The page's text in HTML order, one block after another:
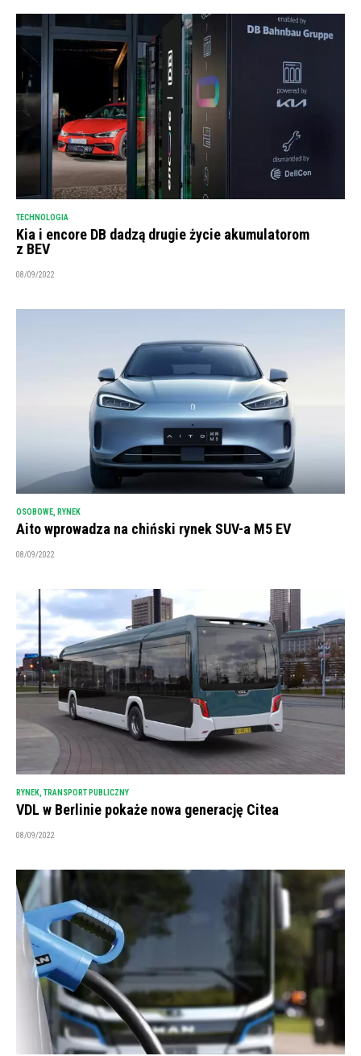
TECHNOLOGIA
Kia i encore DB dadzą drugie życie akumulatorom
z BEV
08/09/2022
OSOBOWE, RYNEK
Aito wprowadza na chiński rynek SUV-a M5 EV
08/09/2022
RYNEK TRANSPORT PUBLICZNY
VDL w Berlinie pokaże nowa generację Citea
08/09/2022